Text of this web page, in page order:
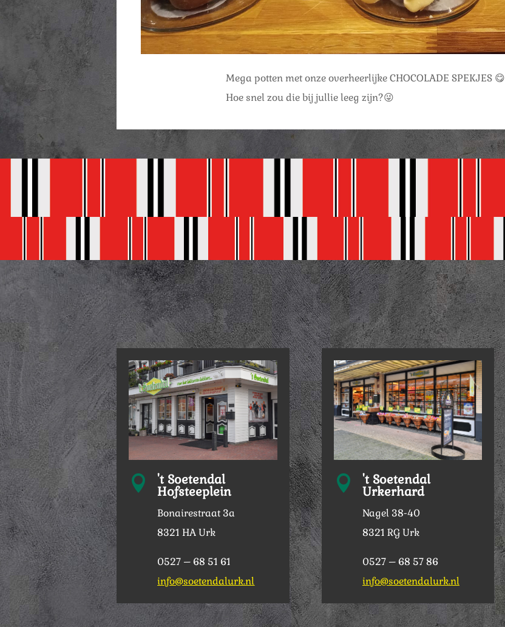
Mega potten met onze overheerlijke CHOCOLADE SPEKJES 😋
Hoe snel zou die bij jullie leeg zijn?😜
 't Soetendal
Hofsteeplein
Bonairestraat 3a
8321 HA Urk
0527 – 68 51 61
info@soetendalurk.nl
 't Soetendal
Urkerhard
Nagel 38-40
8321 RG Urk
0527 – 68 57 86
info@soetendalurk.nl